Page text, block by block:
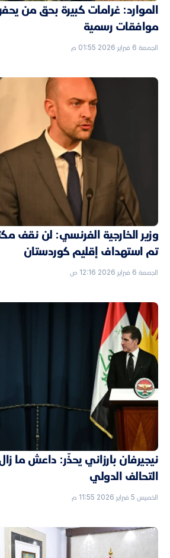
الموارد: غرامات كبيرة بحق من
موافقات رسمية
الجمعة 6 فبراير 2026 01:55 م
وزير الخارجية الفرنسي: لن نقف
تم استهداف إقليم كوردستان
الجمعة 6 فبراير 2026 12:16 ص
نيجيرفان بارزاني يحذّر: داعش ما
التحالف الدولي
الخميس 5 فبراير 2026 11:55 م